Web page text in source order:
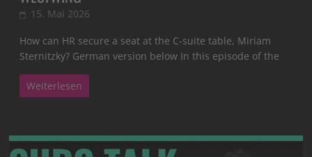
15. Mai 2026
How can HR secure a seat at the C-suite table, Miriam
Sternitzky? German version below In this episode of the
Weiterlesen